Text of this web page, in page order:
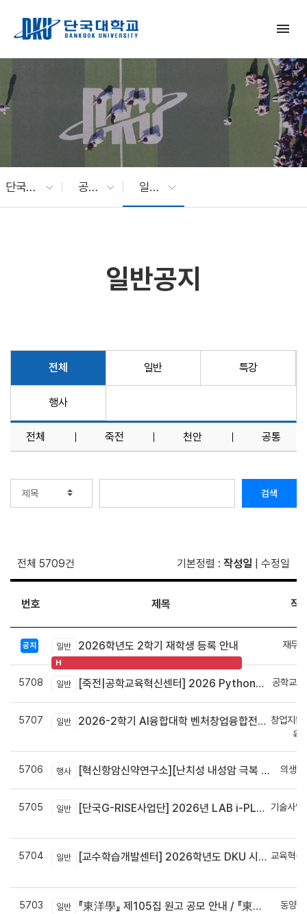
menu
단국대 소식 공지사항 일반공지
일반공지
전체 일반 특강
행사
전체 죽전 천안 공통
검색
전체 5709건 기본정렬 : 작성일 수정일
번호 제목 작
공지 일반 2026학년도 2학기 재학생 등록 안내
H
재무
5708 일반 [죽전|공학교육혁신센터] 2026 Python으로 구현하는 AI 영상인식과 로봇팔 제어 프로그램 신청 안내 공학교
5707 일반 2026-2학기 AI융합대학 벤처창업융합전공 안내
창업지원
육
5706 행사 [혁신항암신약연구소][난치성 내성암 극복 차세대 신약개발 글로벌 사업단] 심포지엄 8월 24일 ~ 25일 의생
5705 일반 [단국G-RISE사업단] 2026년 LAB i-PLUG 프로그램 과제 공고(~10.9.(금)까지)
기술사업
5704 일반 [교수학습개발센터] 2026학년도 DKU 시그니처 교수법 적용 교과목 개발 신청 안내
교육혁신
5703 일반 『東洋學』 제105집 원고 공모 안내 / 『東洋學』第105輯征稿启事 / Call for Papers : The Oriental Studies, the 105th Issue 동양